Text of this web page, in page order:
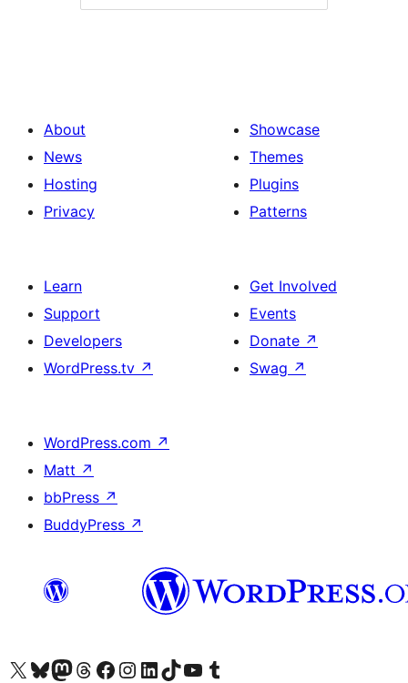
About
News
Hosting
Privacy
Showcase
Themes
Plugins
Patterns
Learn
Support
Developers
WordPress.tv ↗
Get Involved
Events
Donate ↗
Swag ↗
WordPress.com ↗
Matt ↗
bbPress ↗
BuddyPress ↗
Visit our X (formerly Twitter) account
ہمارے بلیواسکائی اکاؤنٹ پر جائیں
Visit our Mastodon account
ہمارے ٹھریڈز اکاؤنٹ پر جائیں
Visit our Facebook page
Visit our Instagram account
Visit our LinkedIn account
ہمارے ٹک ٹاک اکاؤنٹ پر جائیں
Visit our YouTube channel
ہمارے ٹمبلر اکاؤنٹ پر جائیں